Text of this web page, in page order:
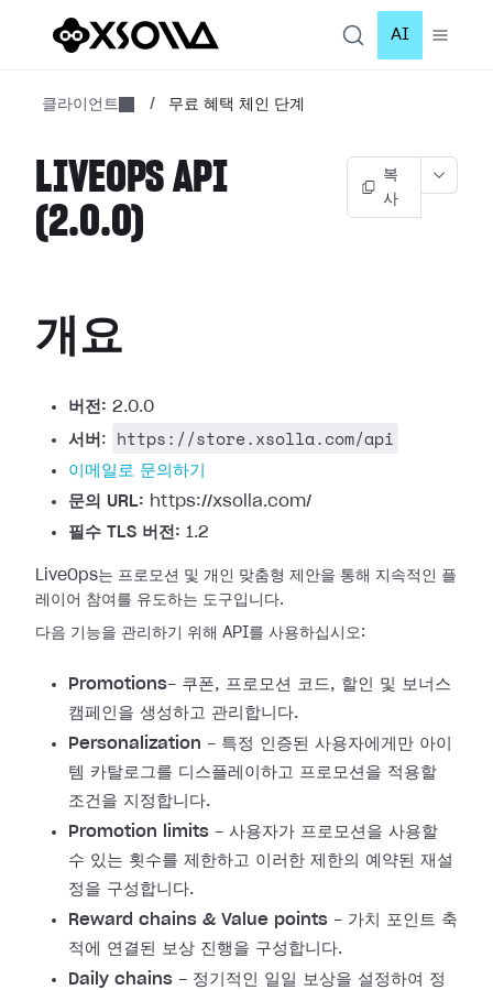
AI
클라이언트 / 무료 혜택 체인 단계
LIVEOPS API
(2.0.0)
복
사
개요
버전: 2.0.0
서버 : https://store.xsolla.com/api
이메일로 문의하기
문의 URL: https://xsolla.com/
필수 TLS 버전: 1.2
LiveOps는 프로모션 및 개인 맞춤형 제안을 통해 지속적인 플
레이어 참여를 유도하는 도구입니다.
다음 기능을 관리하기 위해 API를 사용하십시오:
Promotions- 쿠폰, 프로모션 코드, 할인 및 보너스
캠페인을 생성하고 관리합니다.
Personalization - 특정 인증된 사용자에게만 아이
템 카탈로그를 디스플레이하고 프로모션을 적용할
조건을 지정합니다.
Promotion limits - 사용자가 프로모션을 사용할
수 있는 횟수를 제한하고 이러한 제한의 예약된 재설
정을 구성합니다.
Reward chains & Value points - 가치 포인트 축
적에 연결된 보상 진행을 구성합니다.
Daily chains - 정기적인 일일 보상을 설정하여 정